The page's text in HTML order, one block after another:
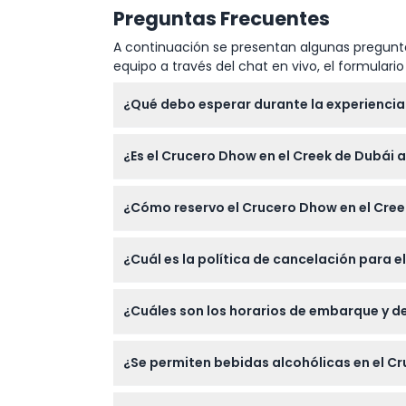
en Dubai Festival City.
Hora de recogida y hora de regreso
19:30 – 19:45
Bur Dubai, Deira, Business Bay
Al Barsha, Al Barsha Heights, JBR
Jumeirah.
Preguntas Frecuentes
A continuación se presentan algunas
equipo a través del chat en vivo, el
¿Qué debo esperar durante la
Dubái, entretenimiento cultural en vivo
¿Es el Crucero Dhow en el Creek de
experiencia cómodamente.
¿Cómo reservo el Crucero Dhow en el
disponibilidad y elegir opciones como
¿Cuál es la política de cancelación para
menos de 24 horas de antelación o las
¿Cuáles son los horarios de embarque y
invierno. Por favor, llega a las 20:15 para
¿Se permiten bebidas alcohólicas en el